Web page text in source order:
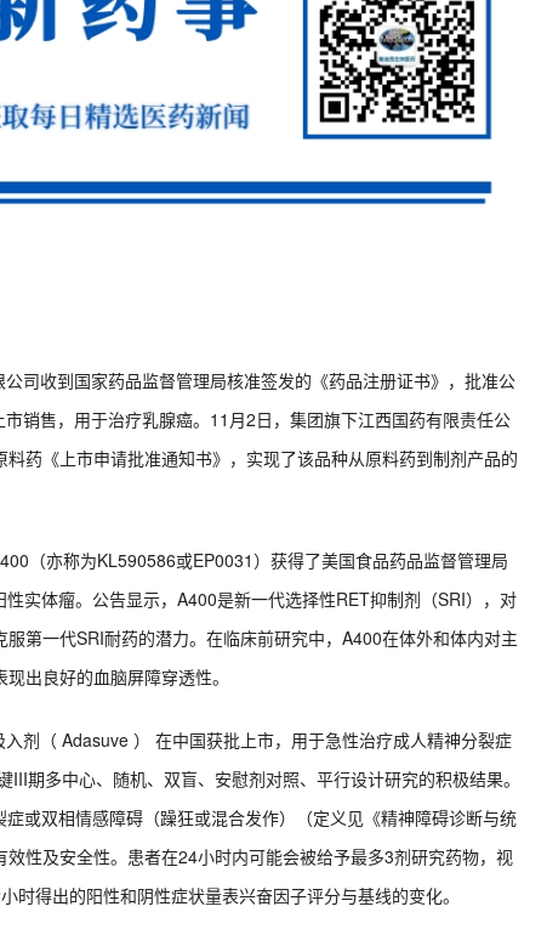
司收到国家药品监督管理局核准签发的《药品注册证书》，批准公
销售，用于治疗乳腺癌。11月2日，集团旗下江西国药有限责任公
药《上市申请批准通知书》，实现了该品种从原料药到制剂产品的
（亦称为KL590586或EP0031）获得了美国食品药品监督管理局
性实体瘤。公告显示，A400是新一代选择性RET抑制剂（SRI），对
第一代SRI耐药的潜力。在临床前研究中，A400在体外和体内对主
出良好的血脑屏障穿透性。
剂（ Adasuve ） 在中国获批上市，用于急性治疗成人精神分裂症
期多中心、随机、双盲、安慰剂对照、平行设计研究的积极结果。
或双相情感障碍（躁狂或混合发作）（定义见《精神障碍诊断与统
性及安全性。患者在24小时内可能会被给予最多3剂研究药物，视
得出的阳性和阴性症状量表兴奋因子评分与基线的变化。